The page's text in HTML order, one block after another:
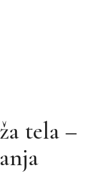
tela –